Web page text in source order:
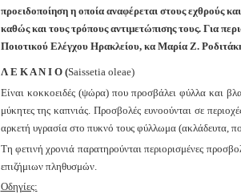
προειδοποίηση η οποία αναφέρεται στους εχθρούς
καθώς και τους τρόπους αντιμετώπισης τους. Για
Ποιοτικού Ελέγχου Ηρακλείου, κα Μαρία Ζ.
Λ Ε Κ Α Ν Ι Ο (Saissetia oleae)
Είναι κοκκοειδές (ψώρα) που προσβάλει φύλλα και
μύκητες της καπνιάς. Προσβολές ευνοούνται σε
αρκετή υγρασία στο πυκνό τους φύλλωμα (ακλάδευτα,
Τη φετινή χρονιά παρατηρούνται περιορισμένες
επιζήμιων πληθυσμών.
Οδηγίες: